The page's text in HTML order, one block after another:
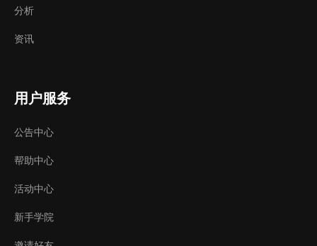
分析
资讯
用户服务
公告中心
帮助中心
活动中心
新手学院